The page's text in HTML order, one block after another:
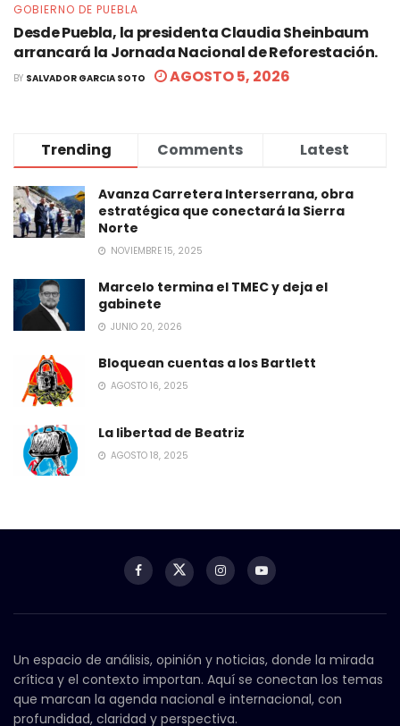
GOBIERNO DE PUEBLA
Desde Puebla, la presidenta Claudia Sheinbaum
arrancará la Jornada Nacional de Reforestación.
BY SALVADOR GARCIA SOTO AGOSTO 5, 2026
Trending Comments Latest
Avanza Carretera Interserrana, obra
estratégica que conectará la Sierra
Norte
NOVIEMBRE 15, 2025
Marcelo termina el TMEC y deja el
gabinete
JUNIO 20, 2026
Bloquean cuentas a los Bartlett
AGOSTO 16, 2025
La libertad de Beatriz
AGOSTO 18, 2025
Un espacio de análisis, opinión y noticias, donde la mirada
crítica y el contexto importan. Aquí se conectan los temas
que marcan la agenda nacional e internacional, con
profundidad, claridad y perspectiva.